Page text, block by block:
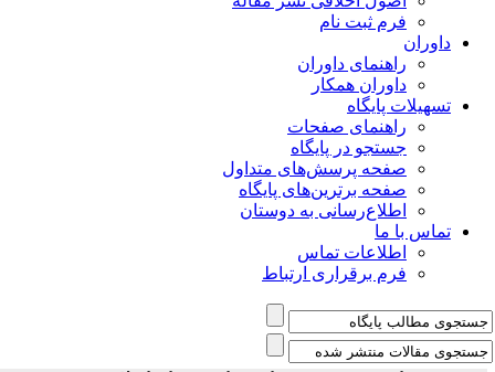
فرم ثبت نام
داوران
راهنمای داوران
داوران همکار
تسهیلات پایگاه
راهنمای صفحات
جستجو در پایگاه
صفحه پرسش‌های متداول
صفحه برترین‌های پایگاه
اطلاع‌رسانی به دوستان
تماس با ما
اطلاعات تماس
فرم برقراری ارتباط